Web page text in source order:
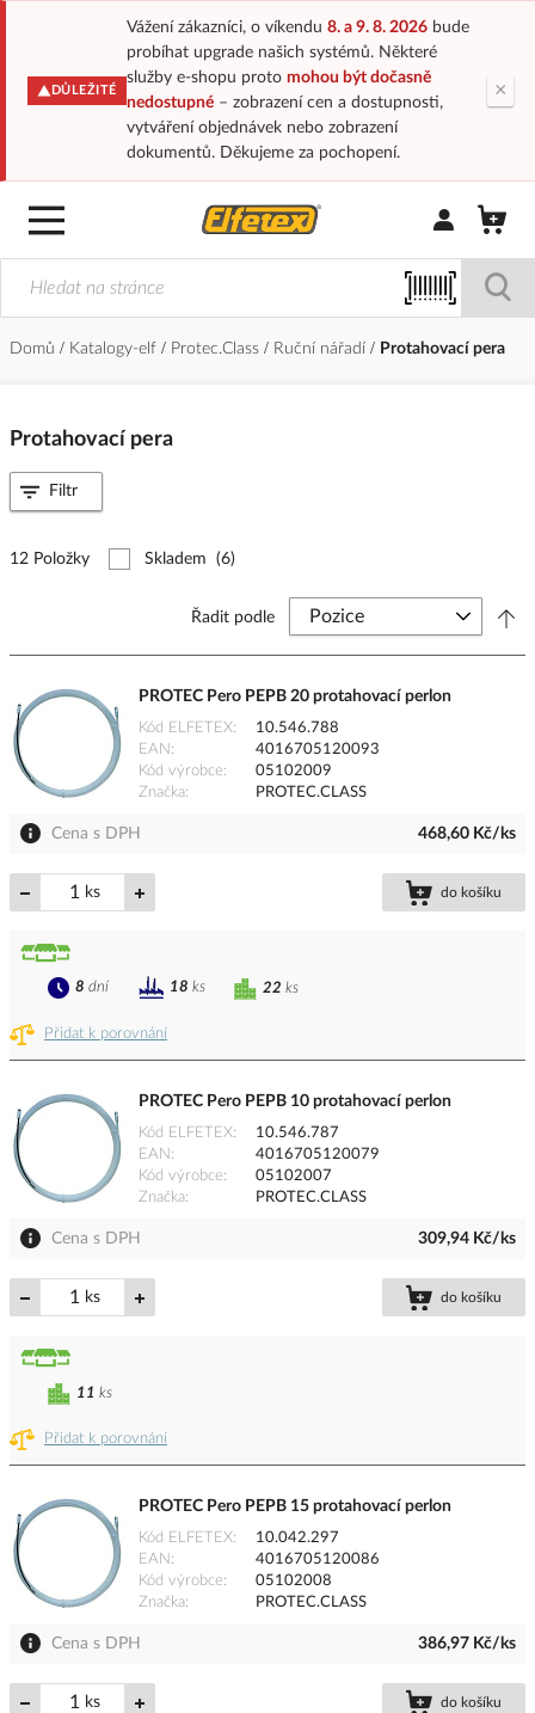
DŮLEŽITÉ
Vážení zákazníci, o víkendu 8. a 9. 8. 2026bude
probíhat upgrade našich systémů. Některé
služby e-shopu proto mohou být dočasně
nedostupné– zobrazení cen a dostupnosti,
vytváření objednávek nebo zobrazení
dokumentů. Děkujeme za pochopení.
×
Přihlásit/
Domů Katalogy-elf Protec.Class Ruční nářadí Protahovací pera
Protahovací pera
12 Položky Skladem (6)
Řadit podle
PROTEC Pero PEPB 20 protahovací perlon
Kód ELFETEX
10.546.788
EAN
4016705120093
Kód výrobce
05102009
Značka
PROTEC.CLASS
Cena s DPH 468,60 Kč/ks
ks do košíku
Přidat k porovnání
22 ks
8 dní 18 ks
PROTEC Pero PEPB 10 protahovací perlon
Kód ELFETEX
10.546.787
EAN
4016705120079
Kód výrobce
05102007
Značka
PROTEC.CLASS
Cena s DPH 309,94 Kč/ks
ks do košíku
Přidat k porovnání
11 ks
PROTEC Pero PEPB 15 protahovací perlon
Kód ELFETEX
10.042.297
EAN
4016705120086
Kód výrobce
05102008
Značka
PROTEC.CLASS
Cena s DPH 386,97 Kč/ks
ks do košíku
Filtr